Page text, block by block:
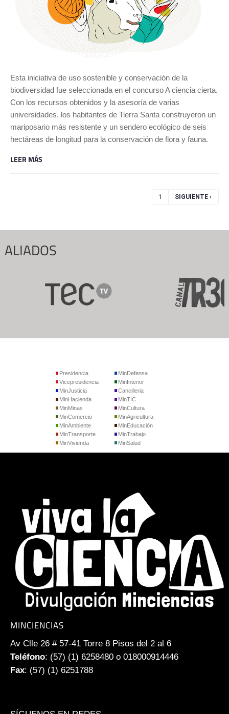
Esta iniciativa de uso sostenible y conservación de la
biodiversidad fue seleccionada en el concurso A ciencia cierta.
Con los recursos obtenidos y la asesoría de varias
universidades, los habitantes de Tierra Santa construyeron un
mariposario más resistente y un sendero ecológico de seis
hectáreas de longitud para la conservación de flora y fauna.
LEER MÁS
1 SIGUIENTE ›
ALIADOS
Presidencia
Vicepresidencia
MinJusticia
MinDefensa
MinInterior
Cancilleria
MinHacienda
MinMinas
MinComercio
MinTIC
MinCultura
MinAgricultura
MinAmbiente
MinTransporte
MinVivienda
MinEducación
MinTrabajo
MinSalud
MINCIENCIAS
Av Clle 26 # 57-41 Torre 8 Pisos del 2 al 6
Teléfono: (57) (1) 6258480 o 018000914446
Fax: (57) (1) 6251788